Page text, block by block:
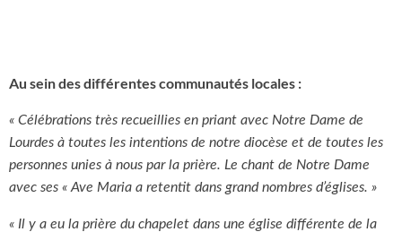
Au sein des différentes communautés locales :
« Célébrations très recueillies en priant avec Notre Dame de
Lourdes à toutes les intentions de notre diocèse et de toutes les
personnes unies à nous par la prière. Le chant de Notre Dame
avec ses « Ave Maria a retentit dans grand nombres d’églises. »
« Il y a eu la prière du chapelet dans une église différente de la